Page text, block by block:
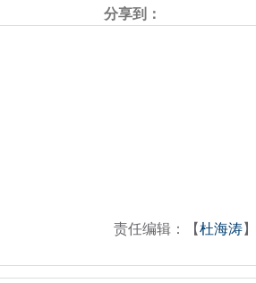
分享到：
责任编辑：【杜海涛】